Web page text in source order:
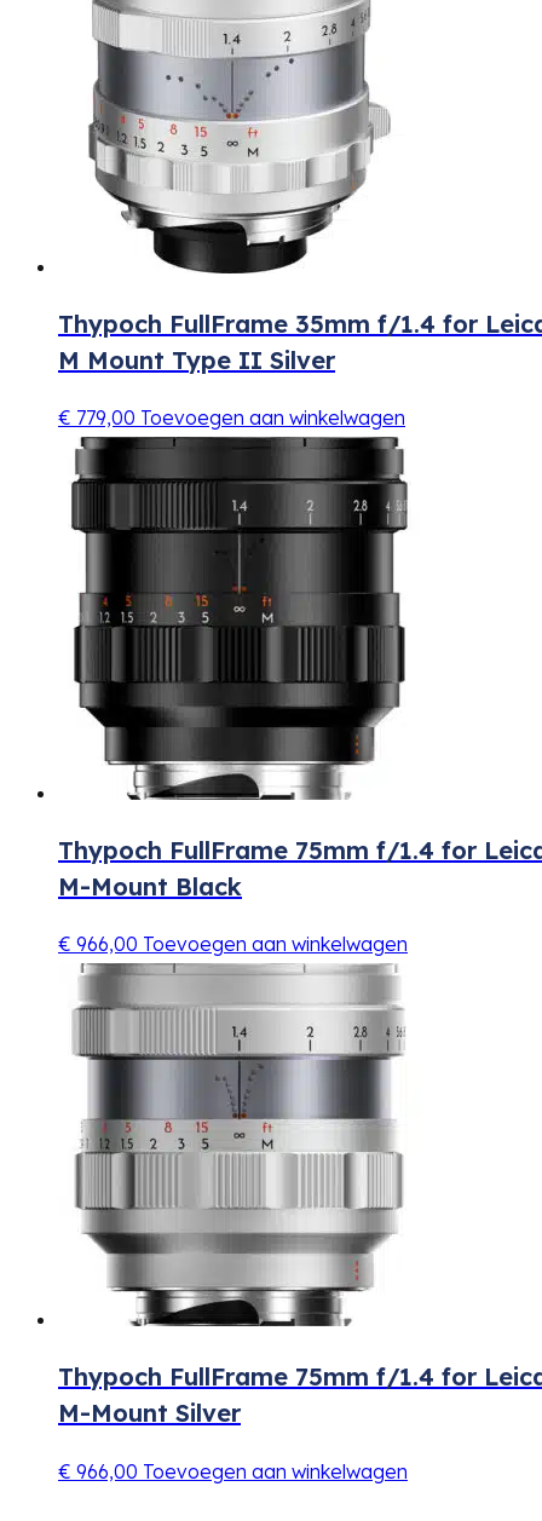
Thypoch FullFrame 35mm f/1.4 for
M Mount Type II Silver
€ 779,00 Toevoegen aan winkelwagen
Thypoch FullFrame 75mm f/1.4 for
M-Mount Black
€ 966,00 Toevoegen aan winkelwagen
Thypoch FullFrame 75mm f/1.4 for
M-Mount Silver
€ 966,00 Toevoegen aan winkelwagen